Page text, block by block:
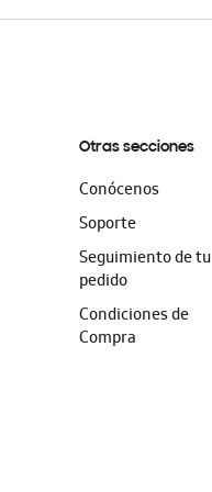
Otras secciones
Conócenos
Soporte
Seguimiento de tu
pedido
Condiciones de
Compra